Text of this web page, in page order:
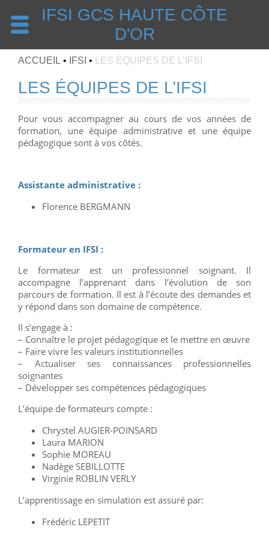
IFSI GCS HAUTE CÔTE
D'OR
ACCUEIL • IFSI • LES ÉQUIPES DE L’IFSI
LES ÉQUIPES DE L’IFSI
Pour vous accompagner au cours de vos années de
formation, une équipe administrative et une équipe
pédagogique sont à vos côtés.
Assistante administrative :
Florence BERGMANN
Formateur en IFSI :
Le formateur est un professionnel soignant. Il
accompagne l’apprenant dans l’évolution de son
parcours de formation. Il est à l’écoute des demandes et
y répond dans son domaine de compétence.
Il s’engage à :
– Connaître le projet pédagogique et le mettre en œuvre
– Faire vivre les valeurs institutionnelles
– Actualiser ses connaissances professionnelles
soignantes
– Développer ses compétences pédagogiques
L’équipe de formateurs compte :
Chrystel AUGIER-POINSARD
Laura MARION
Sophie MOREAU
Nadège SEBILLOTTE
Virginie ROBLIN VERLY
L’apprentissage en simulation est assuré par:
Frédéric LEPETIT